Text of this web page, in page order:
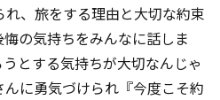
、旅をする理由と大切な約束
の気持ちをみんなに話しま
とする気持ちが大切なんじゃ
に勇気づけられ『今度こそ約